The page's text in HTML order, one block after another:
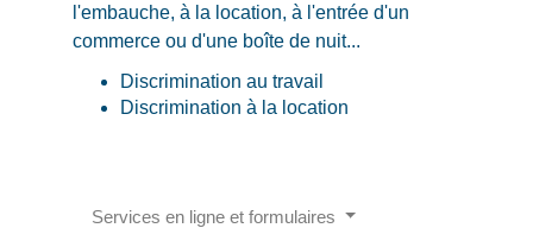
l'embauche, à la location, à l'entrée d'un
commerce ou d'une boîte de nuit...
Discrimination au travail
Discrimination à la location
Services en ligne et formulaires